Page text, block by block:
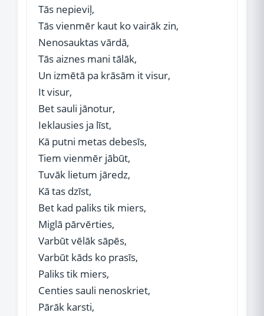
Tās nepieviļ,
Tās vienmēr kaut ko vairāk zin,
Nenosauktas vārdā,
Tās aiznes mani tālāk,
Un izmētā pa krāsām it visur,
It visur,
Bet sauli jānotur,
Ieklausies ja līst,
Kā putni metas debesīs,
Tiem vienmēr jābūt,
Tuvāk lietum jāredz,
Kā tas dzīst,
Bet kad paliks tik miers,
Miglā pārvērties,
Varbūt vēlāk sāpēs,
Varbūt kāds ko prasīs,
Paliks tik miers,
Centies sauli nenoskriet,
Pārāk karsti,